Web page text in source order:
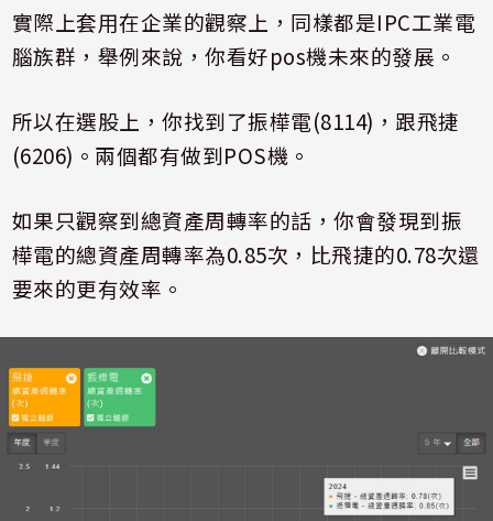
實際上套用在企業的觀察上，同樣都是IPC工業電
腦族群，舉例來說，你看好pos機未來的發展。
所以在選股上，你找到了振樺電(8114)，跟飛捷
(6206)。兩個都有做到POS機。
如果只觀察到總資產周轉率的話，你會發現到振
樺電的總資產周轉率為0.85次，比飛捷的0.78次還
要來的更有效率。